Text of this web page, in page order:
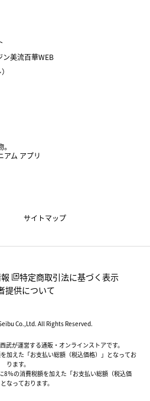
ホワイトデー
美流百華WEB
アム アプリ
サイトマップ
特定商取引法に基づく表示
提供について
Co.,Ltd. All Rights Reserved.
武が運営する通販・オンラインストアです。
加えた「お支払い総額（税込価格）」となってお
ります。
8％の消費税額を加えた「お支払い総額（税込価
なっております。